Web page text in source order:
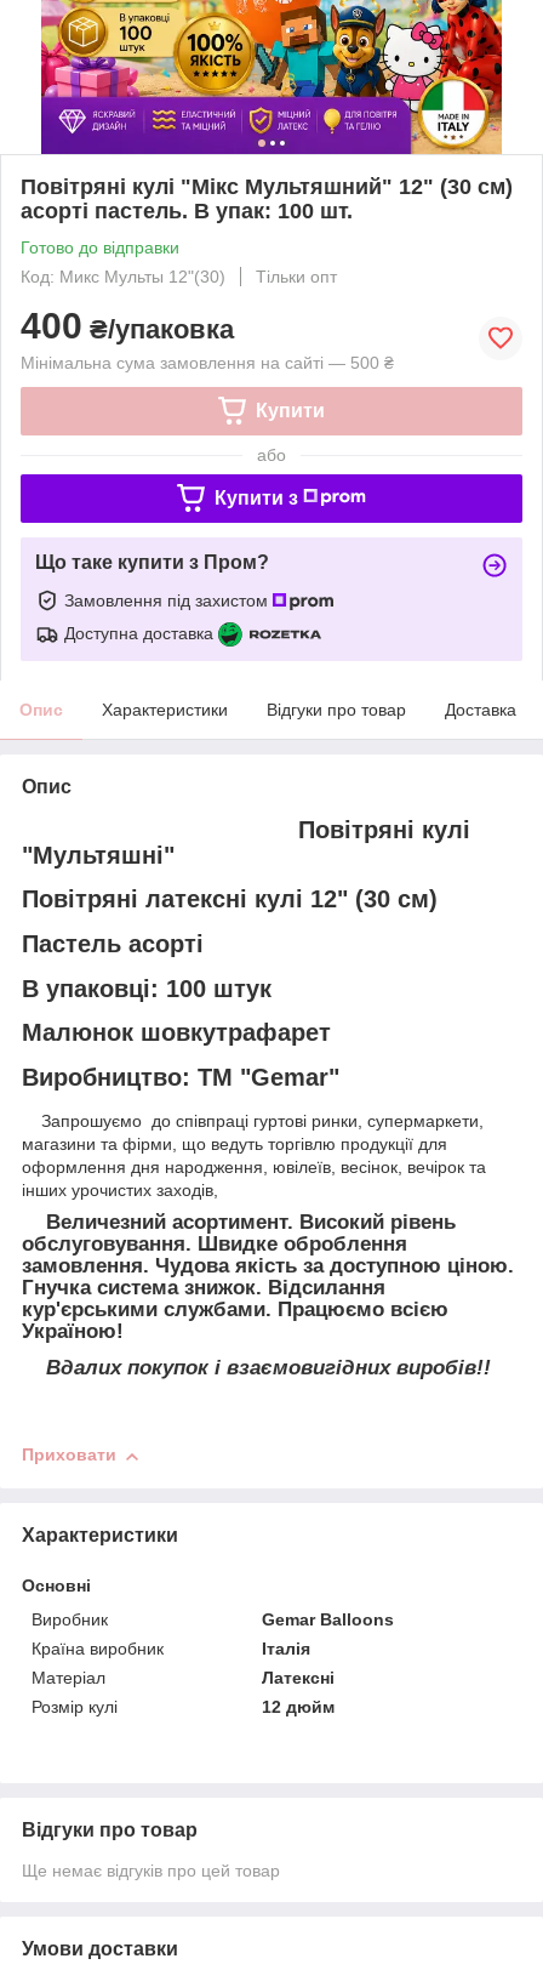
Повітряні кулі "Мікс Мультяшний" 12" (30 см)
асорті пастель. В упак: 100 шт.
Готово до відправки
Код: Микс Мульты 12"(30)
Тільки опт
400 ₴/упаковка
Мінімальна сума замовлення на сайті — 500 ₴
Купити
або
Купити з
Що таке купити з Пром?
Замовлення під захистом
Доступна доставка
Опис Характеристики Відгуки про товар Доставка
Опис
Повітряні кулі
"Мультяшні"
Повітряні латексні кулі 12" (30 см)
Пастель асорті
В упаковці: 100 штук
Малюнок шовкутрафарет
Виробництво: ТМ "Gemar"
Запрошуємо до співпраці гуртові ринки, супермаркети,
магазини та фірми, що ведуть торгівлю продукції для
оформлення дня народження, ювілеїв, весінок, вечірок та
інших урочистих заходів,
Величезний асортимент. Високий рівень
обслуговування. Швидке оброблення
замовлення. Чудова якість за доступною ціною.
Гнучка система знижок. Відсилання
кур'єрськими службами. Працюємо всією
Україною!
Вдалих покупок і взаємовигідних виробів!!
Приховати
Характеристики
Основні
Виробник
Gemar Balloons
Країна виробник
Італія
Матеріал
Латексні
Розмір кулі
12 дюйм
Відгуки про товар
Ще немає відгуків про цей товар
Умови доставки